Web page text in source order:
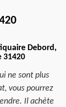
Debord,
31420
ne sont plus
vous pourrez
Il achète